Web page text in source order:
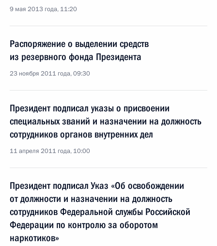
9 мая 2013 года, 11:20
Распоряжение о выделении средств
из резервного фонда Президента
23 ноября 2011 года, 09:30
Президент подписал указы о присвоении
специальных званий и назначении на должность
сотрудников органов внутренних дел
11 апреля 2011 года, 10:00
Президент подписал Указ «Об освобождении
от должности и назначении на должность
сотрудников Федеральной службы Российской
Федерации по контролю за оборотом
наркотиков»